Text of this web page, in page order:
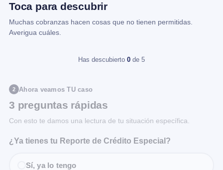
Toca para descubrir
Muchas cobranzas hacen cosas que no tienen permitidas.
Averigua cuáles.
Has descubierto 0 de 5
2 Ahora veamos TU caso
3 preguntas rápidas
Con esto te damos una lectura de tu situación específica.
¿Ya tienes tu Reporte de Crédito Especial?
Sí, ya lo tengo